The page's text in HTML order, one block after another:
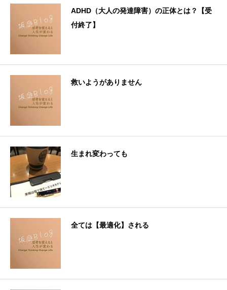
ADHD（大人の発達障害）の正体とは？【受
付終了】
救いようがありません
生まれ変わっても
全ては【最適化】される